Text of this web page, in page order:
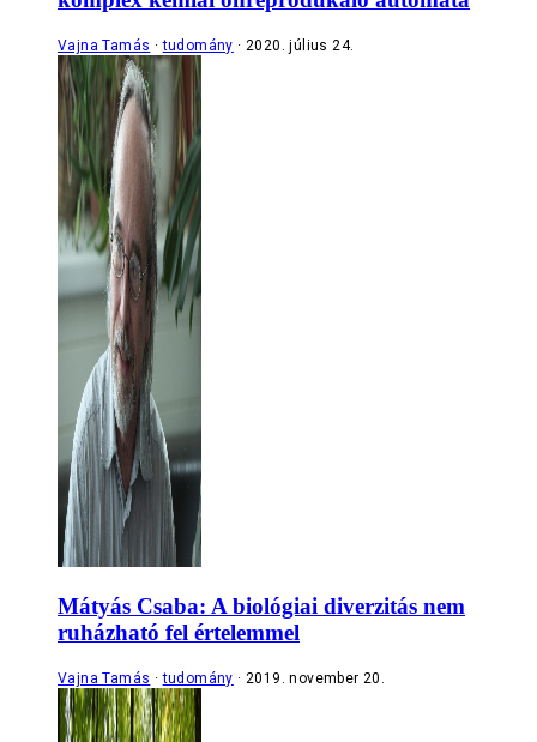
Vajna Tamás tudomány 2020. július 24.
Mátyás Csaba: A biológiai diverzitás nem
ruházható fel értelemmel
Vajna Tamás tudomány 2019. november 20.